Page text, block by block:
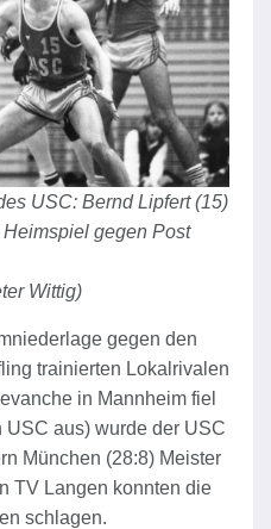
USC: Bernd Lipfert (15)
gegen Post
Wittig)
gegen den
trainierten Lokalrivalen
in Mannheim fiel
aus) wurde der USC
München (28:8) Meister
TV Langen konnten die
schlagen.